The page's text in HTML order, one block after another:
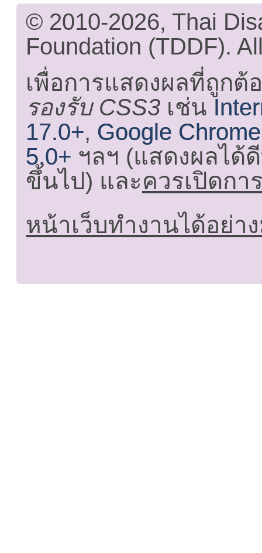
© 2010-2026, Thai
Foundation (TDDF).
เพื่อการแสดงผลที่ถูกต้
รองรับ CSS3 เช่น
17.0+, Google
5.0+ ฯลฯ (แสดงผลได้
ขึ้นไป) และควรเปิดกา
หน้าเว็บทำงานได้อย่า